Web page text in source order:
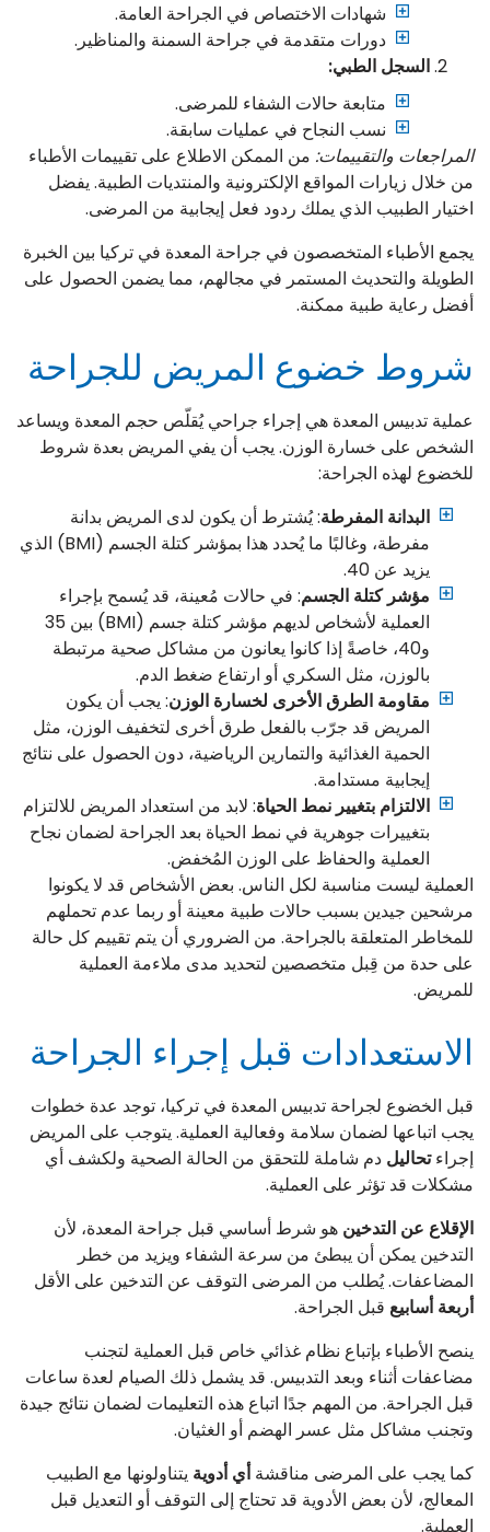
شهادات الاختصاص في الجراحة العامة.
دورات متقدمة في جراحة السمنة والمناظير.
السجل الطبي:
متابعة حالات الشفاء للمرضى.
نسب النجاح في عمليات سابقة.
المراجعات والتقييمات: من الممكن الاطلاع على تقييمات الأطباء
من خلال زيارات المواقع الإلكترونية والمنتديات الطبية. يفضل
اختيار الطبيب الذي يملك ردود فعل إيجابية من المرضى.
يجمع الأطباء المتخصصون في جراحة المعدة في تركيا بين الخبرة
الطويلة والتحديث المستمر في مجالهم، مما يضمن الحصول على
أفضل رعاية طبية ممكنة.
شروط خضوع المريض للجراحة
عملية تدبيس المعدة هي إجراء جراحي يُقلّص حجم المعدة ويساعد
الشخص على خسارة الوزن. يجب أن يفي المريض بعدة شروط
للخضوع لهذه الجراحة:
البدانة المفرطة: يُشترط أن يكون لدى المريض بدانة
مفرطة، وغالبًا ما يُحدد هذا بمؤشر كتلة الجسم (BMI) الذي
يزيد عن 40.
مؤشر كتلة الجسم: في حالات مُعينة، قد يُسمح بإجراء
العملية لأشخاص لديهم مؤشر كتلة جسم (BMI) بين 35
و40، خاصةً إذا كانوا يعانون من مشاكل صحية مرتبطة
بالوزن، مثل السكري أو ارتفاع ضغط الدم.
مقاومة الطرق الأخرى لخسارة الوزن: يجب أن يكون
المريض قد جرّب بالفعل طرق أخرى لتخفيف الوزن، مثل
الحمية الغذائية والتمارين الرياضية، دون الحصول على نتائج
إيجابية مستدامة.
الالتزام بتغيير نمط الحياة: لابد من استعداد المريض للالتزام
بتغييرات جوهرية في نمط الحياة بعد الجراحة لضمان نجاح
العملية والحفاظ على الوزن المُخفض.
العملية ليست مناسبة لكل الناس. بعض الأشخاص قد لا يكونوا
مرشحين جيدين بسبب حالات طبية معينة أو ربما عدم تحملهم
للمخاطر المتعلقة بالجراحة. من الضروري أن يتم تقييم كل حالة
على حدة من قِبل متخصصين لتحديد مدى ملاءمة العملية
للمريض.
الاستعدادات قبل إجراء الجراحة
قبل الخضوع لجراحة تدبيس المعدة في تركيا، توجد عدة خطوات
يجب اتباعها لضمان سلامة وفعالية العملية. يتوجب على المريض
إجراءتحاليل دم شاملة للتحقق من الحالة الصحية ولكشف أي
مشكلات قد تؤثر على العملية.
الإقلاع عن التدخين هو شرط أساسي قبل جراحة المعدة، لأن
التدخين يمكن أن يبطئ من سرعة الشفاء ويزيد من خطر
المضاعفات. يُطلب من المرضى التوقف عن التدخين على الأقل
أربعة أسابيع قبل الجراحة.
ينصح الأطباء بإتباع نظام غذائي خاص قبل العملية لتجنب
مضاعفات أثناء وبعد التدبيس. قد يشمل ذلك الصيام لعدة ساعات
قبل الجراحة. من المهم جدًا اتباع هذه التعليمات لضمان نتائج جيدة
وتجنب مشاكل مثل عسر الهضم أو الغثيان.
كما يجب على المرضى مناقشةأي أدوية يتناولونها مع الطبيب
المعالج، لأن بعض الأدوية قد تحتاج إلى التوقف أو التعديل قبل
العملية.